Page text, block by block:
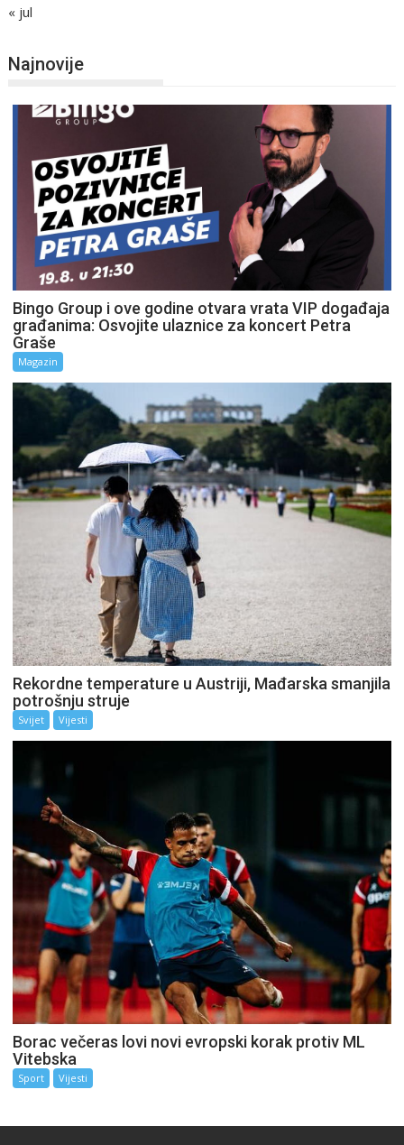
« jul
Najnovije
Bingo Group i ove godine otvara vrata VIP događaja
građanima: Osvojite ulaznice za koncert Petra
Graše
Magazin
Rekordne temperature u Austriji, Mađarska smanjila
potrošnju struje
Svijet Vijesti
Borac večeras lovi novi evropski korak protiv ML
Vitebska
Sport Vijesti